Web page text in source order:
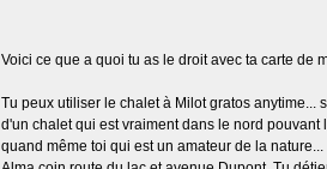
Voici ce que a quoi tu as le droit avec ta carte de
Tu peux utiliser le chalet à Milot gratos anytime...
d'un chalet qui est vraiment dans le nord
quand même toi qui est un amateur de la